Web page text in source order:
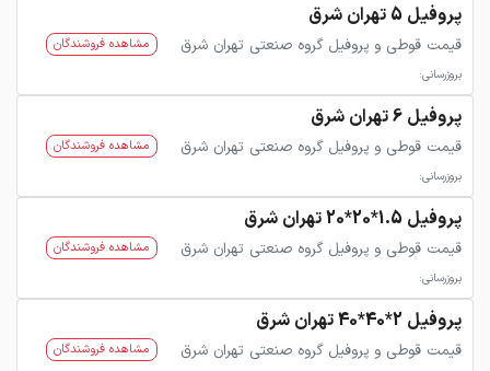
پروفیل 5 تهران شرق
قیمت قوطی و پروفیل گروه صنعتی تهران شرق
بروزرسانی:
مشاهده فروشندگان
پروفیل 6 تهران شرق
قیمت قوطی و پروفیل گروه صنعتی تهران شرق
بروزرسانی:
مشاهده فروشندگان
پروفیل 1.5*20*20 تهران شرق
قیمت قوطی و پروفیل گروه صنعتی تهران شرق
بروزرسانی:
مشاهده فروشندگان
پروفیل 2*40*40 تهران شرق
قیمت قوطی و پروفیل گروه صنعتی تهران شرق مشاهده فروشندگان